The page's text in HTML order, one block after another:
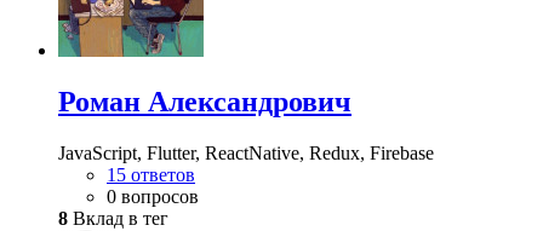
Роман Александрович
JavaScript, Flutter, ReactNative, Redux, Firebase
15 ответов
0 вопросов
8 Вклад в тег